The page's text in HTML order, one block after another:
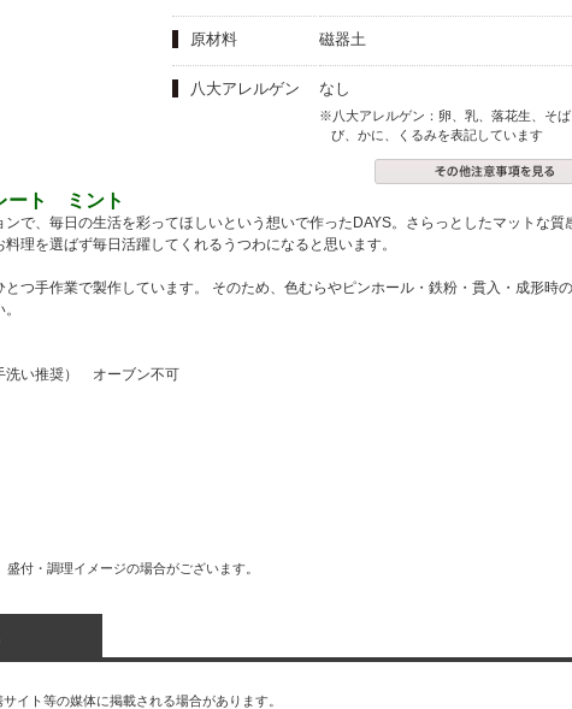
原材料 磁器土
八大アレルゲン なし
※八大アレルゲン：卵、乳、落花生、そば
び、かに、くるみを表記しています
ート ミント
で、毎日の生活を彩ってほしいという想いで作ったDAYS。さらっとしたマットな質
理を選ばず毎日活躍してくれるうつわになると思います。
つ手作業で製作しています。 そのため、色むらやピンホール・鉄粉・貫入・成形時
洗い推奨） オーブン不可
付・調理イメージの場合がございます。
イト等の媒体に掲載される場合があります。